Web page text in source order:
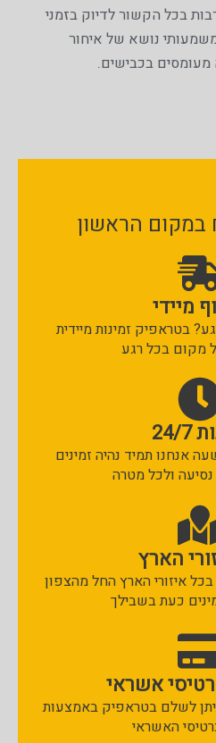
בכל הקשור לדיוק בזמני
נושא של איחור
מעומסים בכבישים.
במקום הראשון
מיידי
בטראפיק זמינות מיידית
מקום בכל רגע
7
אנחנו תמיד נהיה זמינים
ולכל מטרה
הארץ
איזורי הארץ החל מהצפון
כעת בשבילך
אשראי
לשלם בטראפיק באמצעות
האשראי